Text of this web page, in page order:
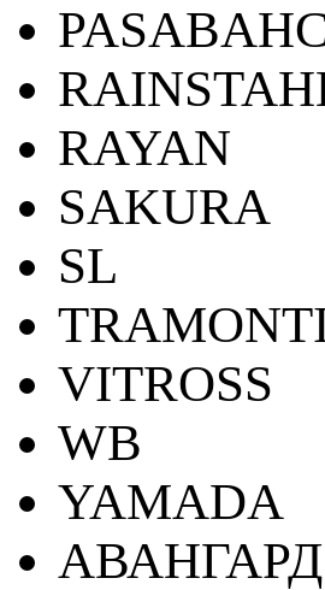
RAYAN
SAKURA
SL
VITROSS
WB
YAMADA
АВАНГАРД